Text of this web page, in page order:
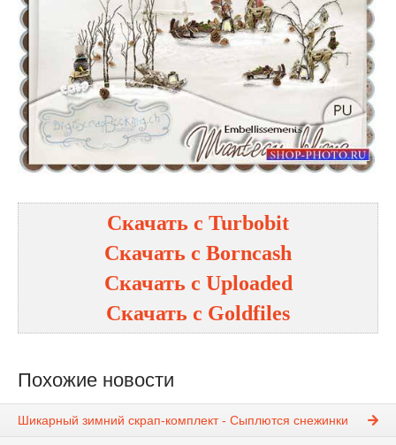
Скачать с Turbobit
Скачать с Borncash
Скачать с Uploaded
Скачать с Goldfiles
Похожие новости
Шикарный зимний скрап-комплект - Сыплются снежинки